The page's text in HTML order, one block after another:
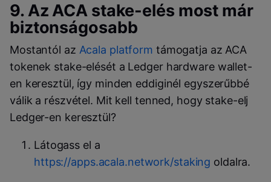
9. Az ACA stake-elés most már
biztonságosabb
Mostantól az Acala platform támogatja az ACA
tokenek stake-elését a Ledger hardware wallet-
en keresztül, így minden eddiginél egyszerűbbé
válik a részvétel. Mit kell tenned, hogy stake-elj
Ledger-en keresztül?
Látogass el a
https://apps.acala.network/staking oldalra.